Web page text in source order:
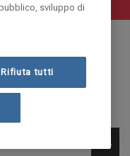
sviluppo di
Rifiuta tutti